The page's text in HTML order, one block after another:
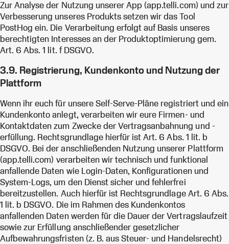
Zur Analyse der Nutzung unserer App (app.telli.com) und zur
Verbesserung unseres Produkts setzen wir das Tool
PostHog ein. Die Verarbeitung erfolgt auf Basis unseres
berechtigten Interesses an der Produktoptimierung gem.
Art. 6 Abs. 1 lit. f DSGVO.
3.9. Registrierung, Kundenkonto und Nutzung der
Plattform
Wenn ihr euch für unsere Self-Serve-Pläne registriert und ein
Kundenkonto anlegt, verarbeiten wir eure Firmen- und
Kontaktdaten zum Zwecke der Vertragsanbahnung und -
erfüllung. Rechtsgrundlage hierfür ist Art. 6 Abs. 1 lit. b
DSGVO. Bei der anschließenden Nutzung unserer Plattform
(app.telli.com) verarbeiten wir technisch und funktional
anfallende Daten wie Login-Daten, Konfigurationen und
System-Logs, um den Dienst sicher und fehlerfrei
bereitzustellen. Auch hierfür ist Rechtsgrundlage Art. 6 Abs.
1 lit. b DSGVO. Die im Rahmen des Kundenkontos
anfallenden Daten werden für die Dauer der Vertragslaufzeit
sowie zur Erfüllung anschließender gesetzlicher
Aufbewahrungsfristen (z. B. aus Steuer- und Handelsrecht)